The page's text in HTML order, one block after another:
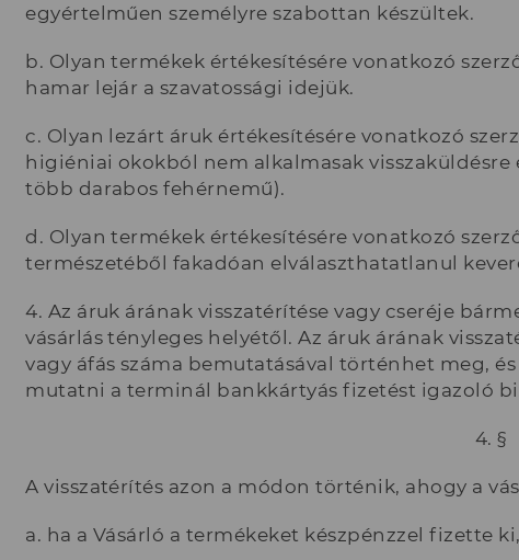
egyértelműen személyre szabottan készültek.
b. Olyan termékek értékesítésére vonatkozó
hamar lejár a szavatossági idejük.
c. Olyan lezárt áruk értékesítésére vonatkozó
higiéniai okokból nem alkalmasak
több darabos fehérnemű).
d. Olyan termékek értékesítésére vonatkozó
természetéből fakadóan elválaszthatatlanul
4. Az áruk árának visszatérítése vagy cseréje
vásárlás tényleges helyétől. Az áruk árának
vagy áfás száma bemutatásával történhet meg,
mutatni a terminál bankkártyás fizetést igazoló
4. §
A visszatérítés azon a módon történik, ahogy a
a. ha a Vásárló a termékeket készpénzzel fizette